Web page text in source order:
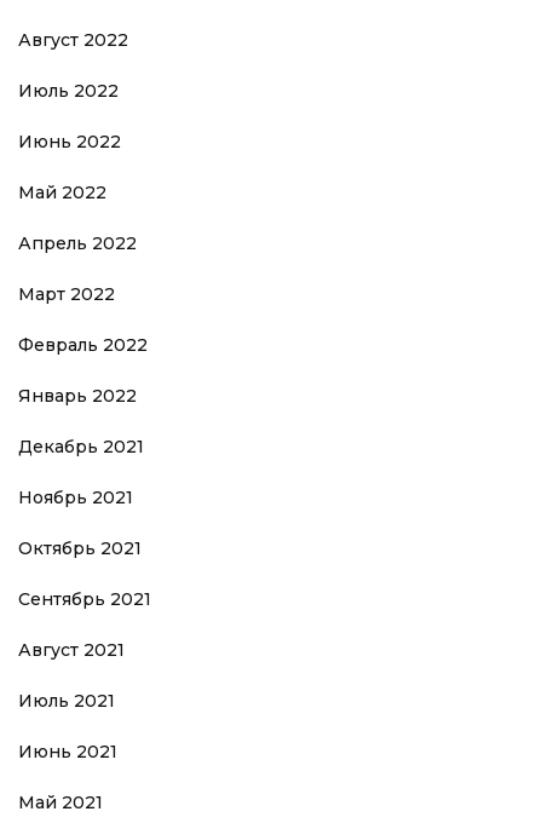
Август 2022
Июль 2022
Июнь 2022
Май 2022
Апрель 2022
Март 2022
Февраль 2022
Январь 2022
Декабрь 2021
Ноябрь 2021
Октябрь 2021
Сентябрь 2021
Август 2021
Июль 2021
Июнь 2021
Май 2021